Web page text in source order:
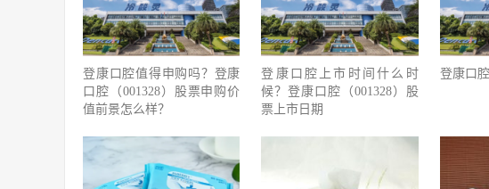
登康口腔值得申购吗？登康
口腔（001328）股票申购价
值前景怎么样？
登康口腔上市时间什么时
候？登康口腔（001328）股
票上市日期
登康口